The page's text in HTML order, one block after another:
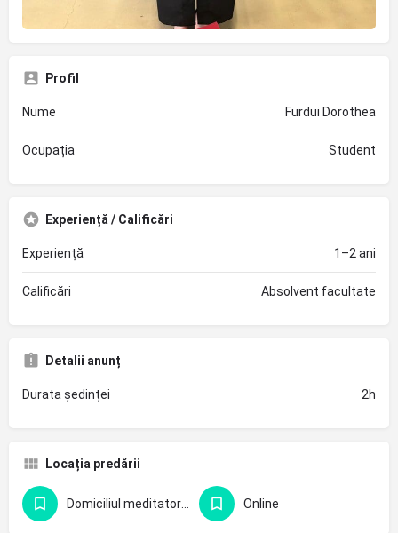
Profil
Nume Furdui Dorothea
Ocupația Student
Experiență / Calificări
Experiență 1–2 ani
Calificări Absolvent facultate
Detalii anunț
Durata ședinței 2h
Locația predării
Online